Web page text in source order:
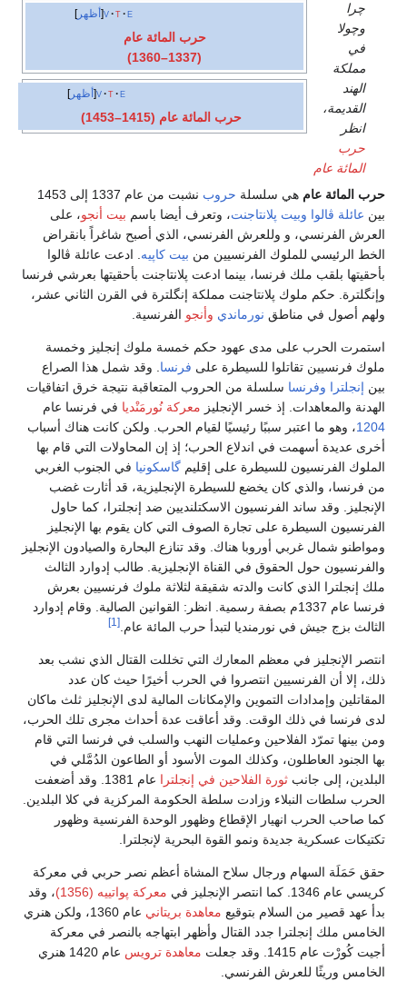
أظهر v t e
حرب المائة عام
(1337–1360)
أظهر v t e
حرب المائة عام (1415–1453)
چرا
وچولا
في
مملكة
الهند
القديمة،
انظر
حرب
المائة عام
حرب المائة عام هي سلسلة حروب
نشبت من عام 1337 إلى 1453
بين عائلة ڤالوا وبيت پلانتاجنت، وتعرف أيضا باسم بيت أنجو، على
العرش الفرنسي، و وللعرش الفرنسي، الذي أصبح شاغراً بانقراض
الخط الرئيسي للملوك الفرنسيين من بيت كاپيه. ادعت عائلة ڤالوا
بأحقيتها بلقب ملك فرنسا، بينما ادعت پلانتاجنت بأحقيتها بعرشي فرنسا
وإنگلترة. حكم ملوك پلانتاجنت مملكة إنگلترة في القرن الثاني عشر،
ولهم أصول في مناطق نورماندي وأنجو الفرنسية.
استمرت الحرب على مدى عهود حكم خمسة ملوك إنجليز وخمسة
ملوك فرنسيين تقاتلوا للسيطرة على فرنسا. وقد شمل هذا الصراع
بين إنجلترا وفرنسا سلسلة من الحروب المتعاقبة نتيجة خرق اتفاقيات
الهدنة والمعاهدات. إذ خسر الإنجليز معركة نُورمَنْديا في فرنسا عام
1204، وهو ما اعتبر سببًا رئيسيًا لقيام الحرب. ولكن كانت هناك أسباب
أخرى عديدة أسهمت في اندلاع الحرب؛ إذ إن المحاولات التي قام بها
الملوك الفرنسيون للسيطرة على إقليم گاسكونيا في الجنوب الغربي
من فرنسا، والذي كان يخضع للسيطرة الإنجليزية، قد أثارت غضب
الإنجليز. وقد ساند الفرنسيون الاسكتلنديين ضد إنجلترا، كما حاول
الفرنسيون السيطرة على تجارة الصوف التي كان يقوم بها الإنجليز
ومواطنو شمال غربي أوروبا هناك. وقد تنازع البحارة والصيادون الإنجليز
والفرنسيون حول الحقوق في القناة الإنجليزية. طالب إدوارد الثالث
ملك إنجلترا الذي كانت والدته شقيقة لثلاثة ملوك فرنسيين بعرش
فرنسا عام 1337م بصفة رسمية. انظر: القوانين الصالية. وقام إدوارد
الثالث بزج جيش في نورمنديا لتبدأ حرب المائة عام.[1]
انتصر الإنجليز في معظم المعارك التي تخللت القتال الذي نشب بعد
ذلك، إلا أن الفرنسيين انتصروا في الحرب أخيرًا حيث كان عدد
المقاتلين وإمدادات التموين والإمكانات المالية لدى الإنجليز ثلث ماكان
لدى فرنسا في ذلك الوقت. وقد أعاقت عدة أحداث مجرى تلك الحرب،
ومن بينها تمرّد الفلاحين وعمليات النهب والسلب في فرنسا التي قام
بها الجنود العاطلون، وكذلك الموت الأسود أو الطاعون الدُمَّلي في
البلدين، إلى جانب ثورة الفلاحين في إنجلترا
عام 1381. وقد أضعفت
الحرب سلطات النبلاء وزادت سلطة الحكومة المركزية في كلا البلدين.
كما صاحب الحرب انهيار الإقطاع وظهور الوحدة الفرنسية وظهور
تكتيكات عسكرية جديدة ونمو القوة البحرية لإنجلترا.
حقق حَمَلَة السهام ورجال سلاح المشاة أعظم نصر حربي في معركة
كريسي عام 1346. كما انتصر الإنجليز في
معركة پواتييه (1356)
، وقد
بدأ عهد قصير من السلام بتوقيع معاهدة بريتاني
عام 1360، ولكن هنري
الخامس ملك إنجلترا جدد القتال وأظهر ابتهاجه بالنصر في معركة
أجيت كُورْت عام 1415. وقد جعلت
معاهدة ترويس
عام 1420 هنري
الخامس وريثًا للعرش الفرنسي.